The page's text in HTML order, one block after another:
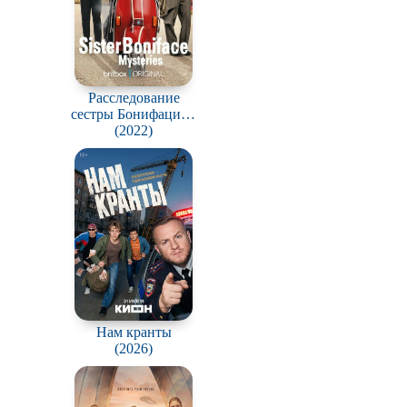
Расследование
сестры Бонифации /
Sister Boniface
Mysteries
(2022)
Нам кранты
(2026)